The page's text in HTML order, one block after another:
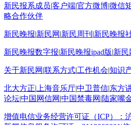
新民报系成员|客户端|官方微博|微信
略合作伙伴
新民晚报|新民网 |新民周刊 |新民晚报
新民晚报数字报|新民晚报ipad版|新民
关于新民网 |联系方式|工作机会|知识
北大方正| 上海音乐厅|中卫普信|东方
论坛|中国网信网 |中国禁毒网 |陆家嘴
增值电信业务经营许可证（ICP）：